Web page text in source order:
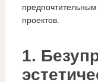
проектов.
1.